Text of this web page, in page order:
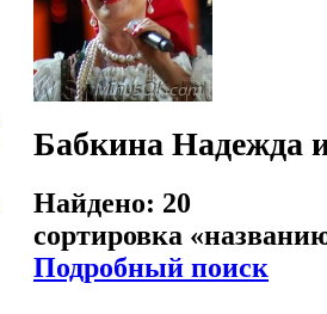
Бабкина Надежда
Найдено: 20
сортировка «
Подробный поиск